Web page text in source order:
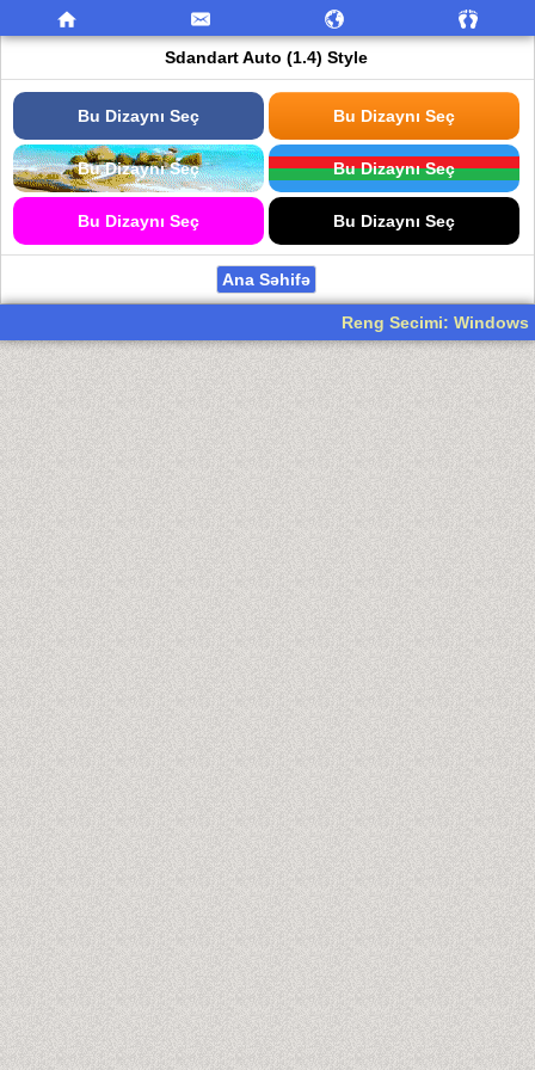
Sdandart Auto (1.4) Style
Bu Dizaynı Seç Bu Dizaynı Seç
Bu Dizaynı Seç Bu Dizaynı Seç
Bu Dizaynı Seç Bu Dizaynı Seç
Ana Səhifə
Reng Secimi: Windows